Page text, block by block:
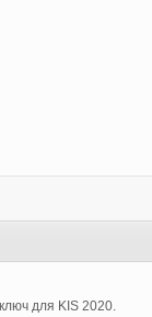
для KIS 2020.